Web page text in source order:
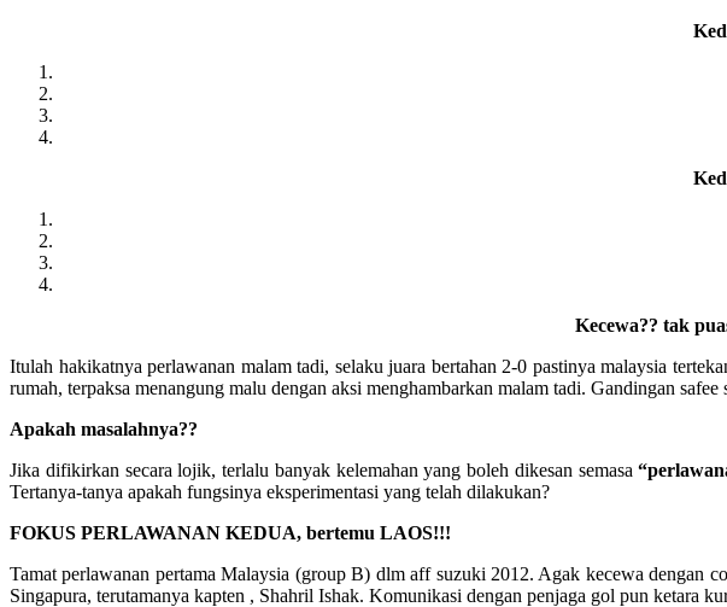
Kecewa?? tak
Itulah hakikatnya perlawanan malam tadi, selaku juara bertahan 2-0 pastinya malaysia
rumah, terpaksa menangung malu dengan aksi menghambarkan malam tadi. Gandingan
Apakah masalahnya??
Jika difikirkan secara lojik, terlalu banyak kelemahan yang boleh dikesan semasa
Tertanya-tanya apakah fungsinya eksperimentasi yang telah dilakukan?
FOKUS PERLAWANAN KEDUA, bertemu LAOS!!!
Tamat perlawanan pertama Malaysia (group B) dlm aff suzuki 2012. Agak kecewa dengan
Singapura, terutamanya kapten , Shahril Ishak. Komunikasi dengan penjaga gol pun ketara